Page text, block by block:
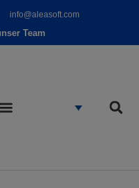
info@aleasoft.com
Team